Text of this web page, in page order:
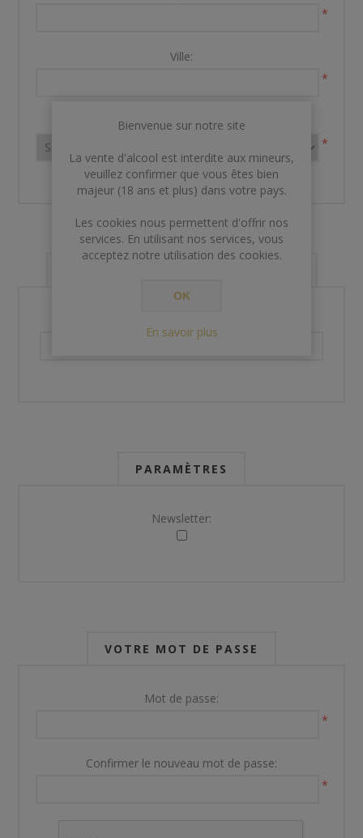
*
Ville:
*
Pays:
*
PARAMÈTRES
Newsletter:
VOTRE MOT DE PASSE
Mot de passe:
*
Confirmer le nouveau mot de passe:
*
Bienvenue sur notre site
La vente d'alcool est interdite aux mineurs,
veuillez confirmer que vous êtes bien
majeur (18 ans et plus) dans votre pays.
Les cookies nous permettent d'offrir nos
services. En utilisant nos services, vous
acceptez notre utilisation des cookies.
OK
En savoir plus